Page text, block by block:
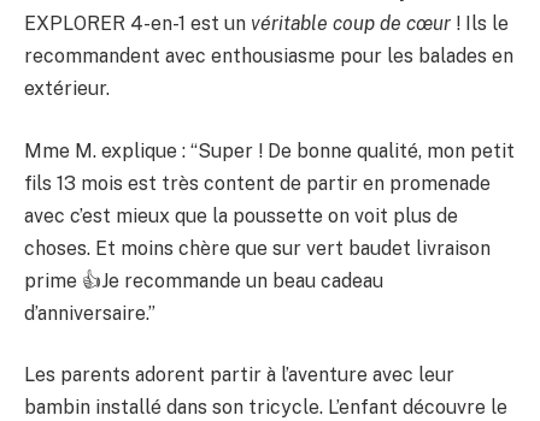
EXPLORER 4-en-1 est un véritable coup de cœur ! Ils le
recommandent avec enthousiasme pour les balades en
extérieur.
Mme M. explique : “Super ! De bonne qualité, mon petit
fils 13 mois est très content de partir en promenade
avec c’est mieux que la poussette on voit plus de
choses. Et moins chère que sur vert baudet livraison
prime 👍Je recommande un beau cadeau
d’anniversaire.”
Les parents adorent partir à l’aventure avec leur
bambin installé dans son tricycle. L’enfant découvre le